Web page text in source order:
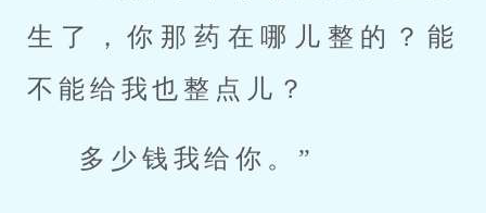
生了，你那药在哪儿整的？能
不能给我也整点儿？
多少钱我给你。”